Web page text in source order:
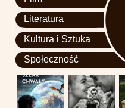
Literatura
Kultura i Sztuka
Społeczność